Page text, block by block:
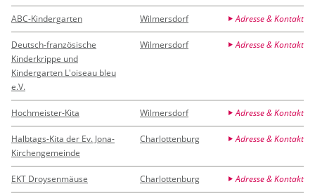
ABC-Kindergarten Wilmersdorf Adresse & Kontakt
Deutsch-französische
Kinderkrippe und
Kindergarten L'oiseau bleu
e.V.
Wilmersdorf Adresse & Kontakt
Hochmeister-Kita Wilmersdorf Adresse & Kontakt
Halbtags-Kita der Ev. Jona-
Kirchengemeinde
Charlottenburg Adresse & Kontakt
EKT Droysenmäuse Charlottenburg Adresse & Kontakt